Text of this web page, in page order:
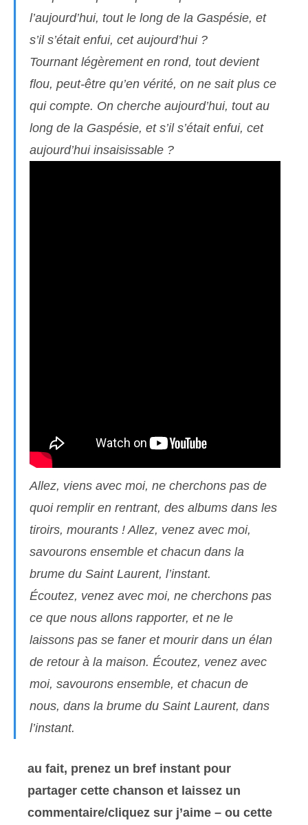
l’aujourd’hui, tout le long de la Gaspésie, et
s’il s’était enfui, cet aujourd’hui ?
Tournant légèrement en rond, tout devient
flou, peut-être qu’en vérité, on ne sait plus ce
qui compte. On cherche aujourd’hui, tout au
long de la Gaspésie, et s’il s’était enfui, cet
aujourd’hui insaisissable ?
Allez, viens avec moi, ne cherchons pas de
quoi remplir en rentrant, des albums dans les
tiroirs, mourants ! Allez, venez avec moi,
savourons ensemble et chacun dans la
brume du Saint Laurent, l’instant.
Écoutez, venez avec moi, ne cherchons pas
ce que nous allons rapporter, et ne le
laissons pas se faner et mourir dans un élan
de retour à la maison. Écoutez, venez avec
moi, savourons ensemble, et chacun de
nous, dans la brume du Saint Laurent, dans
l’instant.
au fait, prenez un bref instant pour
partager cette chanson et laissez un
commentaire/cliquez sur j’aime – ou cette